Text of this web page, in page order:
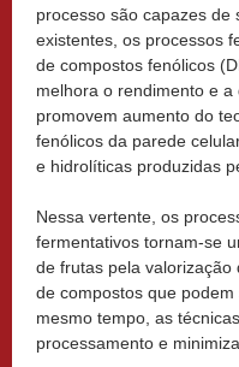
processo são capazes
existentes, os processos
de compostos fenólicos
melhora o rendimento e
promovem aumento do
fenólicos da parede
e hidrolíticas produzidas
Nessa vertente, os
fermentativos tornam-se
de frutas pela
de compostos que
mesmo tempo, as
processamento e